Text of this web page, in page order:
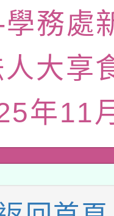
教學軟體
會函釋公
申請許可
利署委託
辦理「
日(星期六
度第2次
告(無人
行動站研
務處
大享
年11